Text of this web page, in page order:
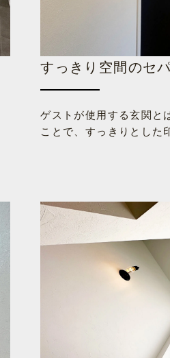
すっきり空間のセ
ゲストが使用する玄関と
ことで、すっきりとした